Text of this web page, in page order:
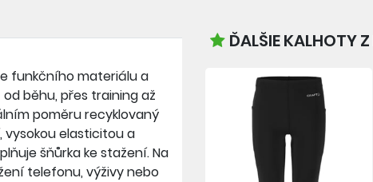
funkčního materiálu a
běhu, přes training až
poměru recyklovaný
vysokou elasticitou a
šňůrka ke stažení. Na
telefonu, výživy nebo
ĎALŠIE KALHOTY